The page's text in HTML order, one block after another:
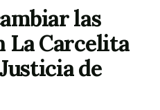
las
La Carcelita
de